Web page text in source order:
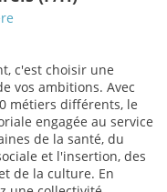
c'est choisir une
vos ambitions. Avec
métiers différents, le
engagée au service
de la santé, du
et l'insertion, des
de la culture. En